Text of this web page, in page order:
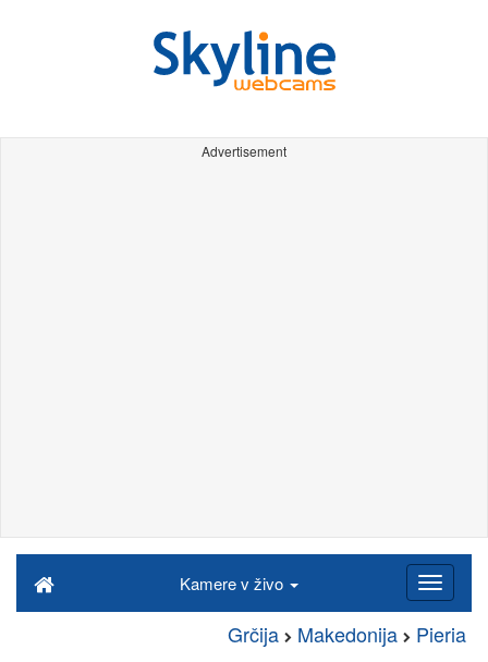
Advertisement
Kamere v živo
Grčija Makedonija Pieria